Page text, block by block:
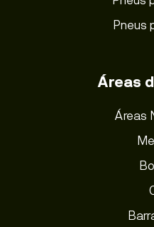
Pneus
Áreas
Áreas